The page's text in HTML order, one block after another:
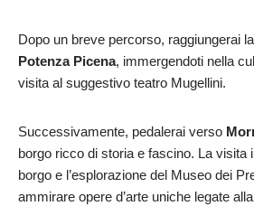
Dopo un breve percorso, raggiungerai
Potenza Picena, immergendoti nella
visita al suggestivo teatro Mugellini.
Successivamente, pedalerai verso
borgo ricco di storia e fascino. La visita
borgo e l’esplorazione del Museo dei
ammirare opere d’arte uniche legate